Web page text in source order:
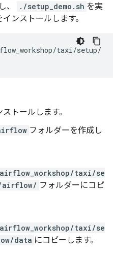
、 ./setup_demo.sh を実
ンストールします。
taxi/setup/
トールします。
フォルダーを作成し
taxi/se
airflow/ フォルダーにコピ
taxi/se
data にコピーします。